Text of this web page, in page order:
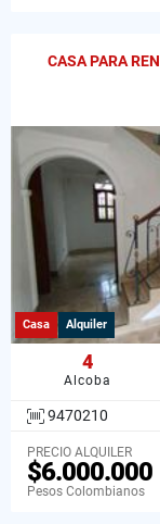
CASA PARA
Casa Alquiler
4
Alcoba
9470210
PRECIO ALQUILER
$6.000.000
Pesos Colombianos